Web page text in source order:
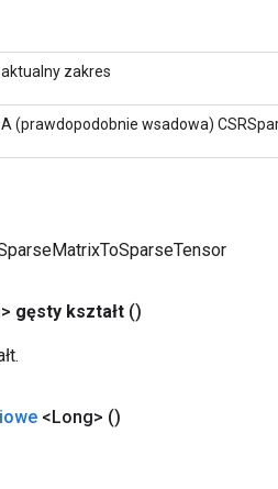
aktualny zakres
A (prawdopodobnie wsadowa)
gęsty kształt ()
<Long> ()